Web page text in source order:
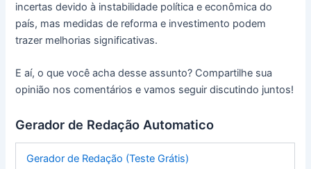
incertas devido à instabilidade política e econômica do
país, mas medidas de reforma e investimento podem
trazer melhorias significativas.
E aí, o que você acha desse assunto? Compartilhe sua
opinião nos comentários e vamos seguir discutindo juntos!
Gerador de Redação Automatico
Gerador de Redação (Teste Grátis)